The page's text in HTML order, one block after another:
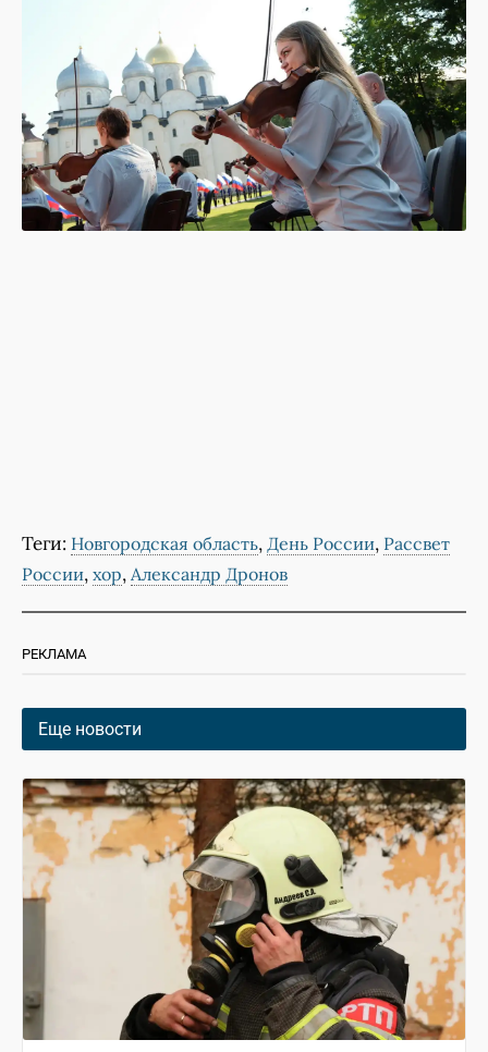
Теги: Новгородская область, День России, Рассвет
России, хор, Александр Дронов
РЕКЛАМА
Еще новости